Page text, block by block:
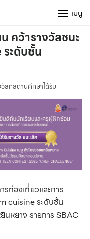
เมนู
คว้ารางวัลชนะ
ะดับชั้น
วัลที่สถานศึกษาได้รับ
ท่องเที่ยวและการ
cuisine ระดับชั้น
หยาง รายการ SBAC